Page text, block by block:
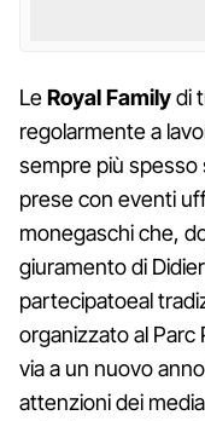
LeRoyal Familydi
regolarmente a
sempre più spesso
prese con eventi
monegaschi che,
giuramento di
partecipatoeal
organizzato al
via a un nuovo
attenzioni dei